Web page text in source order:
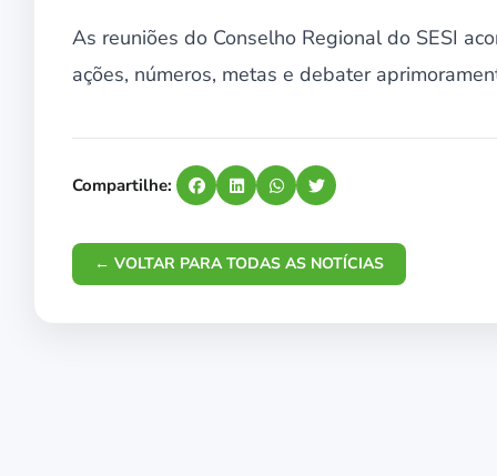
As reuniões do Conselho Regional do SESI
ações, números, metas e debater
Compartilhe:
← VOLTAR PARA TODAS AS NOTÍCIAS